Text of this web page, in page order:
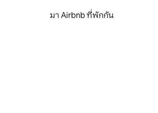
มา Airbnb ที่พักกัน